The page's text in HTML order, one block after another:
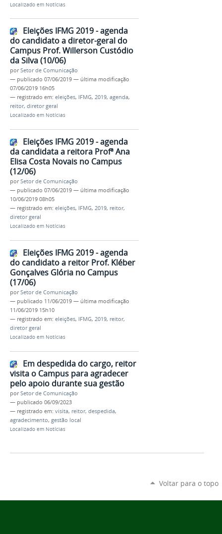
Localizado em Notícias
Eleições IFMG 2019 - agenda
do candidato a diretor-geral do
Campus Prof. Willerson Custódio
da Silva (10/06)
porSetor de Comunicação
— publicado 07/06/2019 — última modificação
07/06/2019 16h05
— registrado em: eleições, IFMG, 2019, agenda,
reitor, diretor geral
Localizado em Notícias
Eleições IFMG 2019 - agenda
da candidata a reitora Profª Ana
Elisa Costa Novais no Campus
(12/06)
porSetor de Comunicação
— publicado 07/06/2019 — última modificação
10/06/2019 08h05
— registrado em: eleições, IFMG, 2019, reitor,
diretor geral
Localizado em Notícias
Eleições IFMG 2019 - agenda
do candidato a reitor Prof. Kléber
Gonçalves Glória no Campus
(17/06)
porSetor de Comunicação
— publicado 11/06/2019 — última modificação
11/06/2019 15h10
— registrado em: eleições, IFMG, 2019, reitor,
diretor geral
Localizado em Notícias
Em despedida do cargo, reitor
visita o Campus para agradecer
pelo apoio durante sua gestão
porSetor de Comunicação
— publicado 06/09/2023
— registrado em: visita, reitor, despedida,
agradecimento, gestão local
Localizado em Notícias
Voltar para o topo